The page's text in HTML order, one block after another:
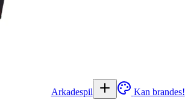
Arkadespil Kan brandes!